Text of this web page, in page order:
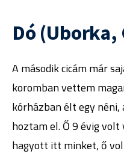
Dó (Uborka,
A második cicám már
koromban vettem
kórházban élt egy
hoztam el. Ő 9 évig
hagyott itt minket, ő